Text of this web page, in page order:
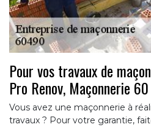
Pour vos travaux de
Pro Renov, Maçonnerie 60
Vous avez une maçonnerie à
travaux ? Pour votre garantie,